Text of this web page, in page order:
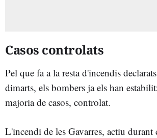
Casos controlats
Pel que fa a la resta d'incendis
dimarts, els bombers ja els han
majoria de casos, controlat.
L'incendi de les Gavarres, actiu durant